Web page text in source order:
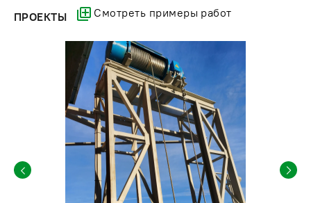
ПРОЕКТЫ Смотреть примеры работ